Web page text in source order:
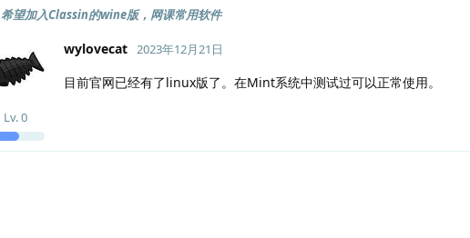
希望加入Classin的wine版，网课常用软件
wylovecat
Lv.0
2023年12月21日
目前官网已经有了linux版了。在Mint系统中测试过可以正常使用。